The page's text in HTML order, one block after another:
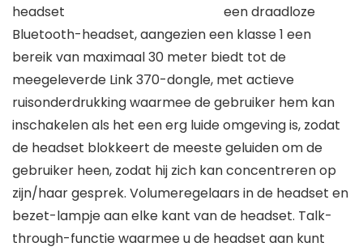
een draadloze
Bluetooth-headset, aangezien een klasse 1 een
bereik van maximaal 30 meter biedt tot de
meegeleverde Link 370-dongle, met actieve
ruisonderdrukking waarmee de gebruiker hem kan
inschakelen als het een erg luide omgeving is, zodat
de headset blokkeert de meeste geluiden om de
gebruiker heen, zodat hij zich kan concentreren op
zijn/haar gesprek. Volumeregelaars in de headset en
bezet-lampje aan elke kant van de headset. Talk-
through-functie waarmee u de headset aan kunt